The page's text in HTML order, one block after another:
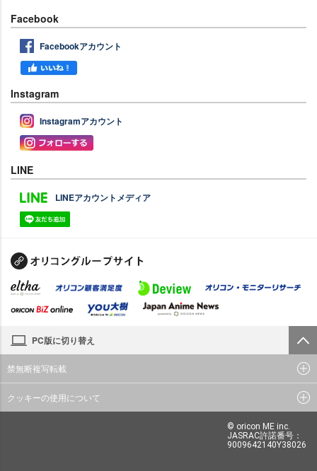
Facebook
Facebookアカウント
Instagram
Instagramアカウント
LINE
LINEアカウントメディア
PC版に切り替え
禁無断複写転載
クッキーの使用について
© oricon ME inc.
JASRAC許諾番号：
9009642140Y38026